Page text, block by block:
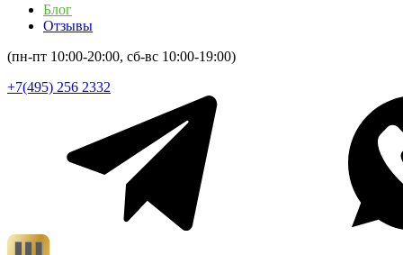
Блог
Отзывы
(пн-пт 10:00-20:00, сб-вс 10:00-19:00)
+7(495) 256 2332